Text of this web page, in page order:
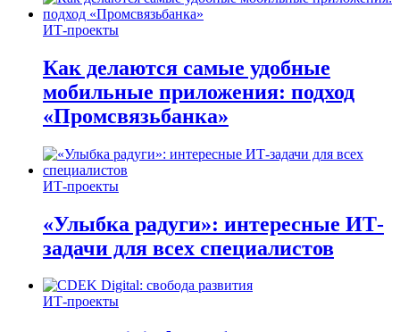
ИТ-проекты
Как делаются самые удобные
мобильные приложения: подход
«Промсвязьбанка»
ИТ-проекты
«Улыбка радуги»: интересные ИТ-
задачи для всех специалистов
ИТ-проекты